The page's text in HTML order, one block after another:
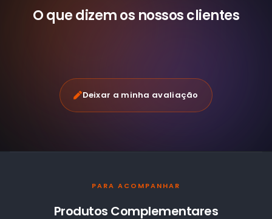
O que dizem os nossosclientes
Deixar a minha avaliação
PARA ACOMPANHAR
Produtos Complementares